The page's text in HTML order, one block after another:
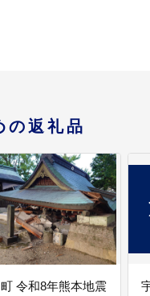
の返礼品
令和8年熊本地震